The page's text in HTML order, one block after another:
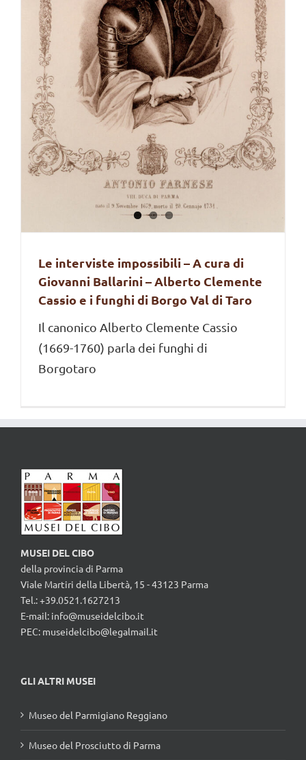
Le interviste impossibili – A cura di
Giovanni Ballarini – Alberto Clemente
Cassio e i funghi di Borgo Val di Taro
Il canonico Alberto Clemente Cassio
(1669-1760) parla dei funghi di
Borgotaro
MUSEI DEL CIBO
della provincia di Parma
Viale Martiri della Libertà, 15 - 43123 Parma
Tel.: +39.0521.1627213
E-mail: info@museidelcibo.it
PEC: museidelcibo@legalmail.it
GLI ALTRI MUSEI
Museo del Parmigiano Reggiano
Museo del Prosciutto di Parma